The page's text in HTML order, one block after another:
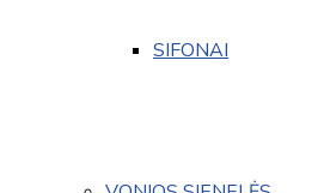
SIFONAI